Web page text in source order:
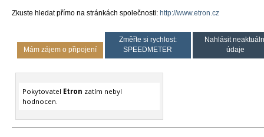
Zkuste hledat přímo na stránkách společnosti: http://www.etron.cz
Mám zájem o připojení
Změřte si rychlost:
SPEEDMETER
Nahlásit
údaje
Pokytovatel Etron zatím nebyl
hodnocen.